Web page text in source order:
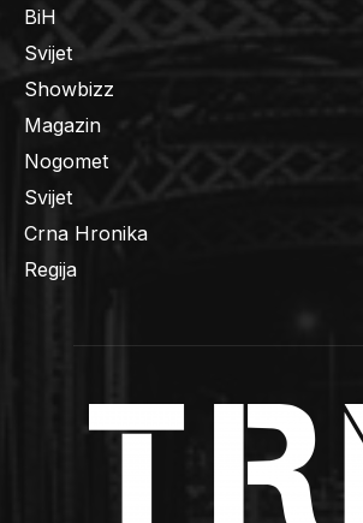
BiH
Svijet
Showbizz
Magazin
Nogomet
Svijet
Crna Hronika
Regija